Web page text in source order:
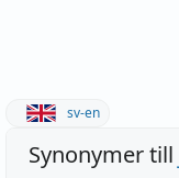
sv-en
Synonymer till